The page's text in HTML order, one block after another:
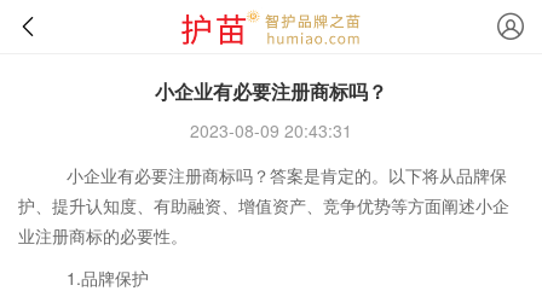
小企业有必要注册商标吗？
2023-08-09 20:43:31
小企业有必要注册商标吗？答案是肯定的。以下将从品牌保
护、提升认知度、有助融资、增值资产、竞争优势等方面阐述小企
业注册商标的必要性。
1.品牌保护